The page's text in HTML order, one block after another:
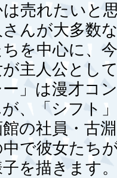
売れたいと
んが大多数
を中心に、
主人公とし
」は漫才コ
、「シフト
館の社員・古
で彼女たち
を描きます